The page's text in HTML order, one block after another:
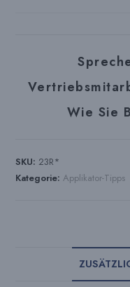
Wie Sie
SKU: 23R*
Kategorie:Applikator-Tipps